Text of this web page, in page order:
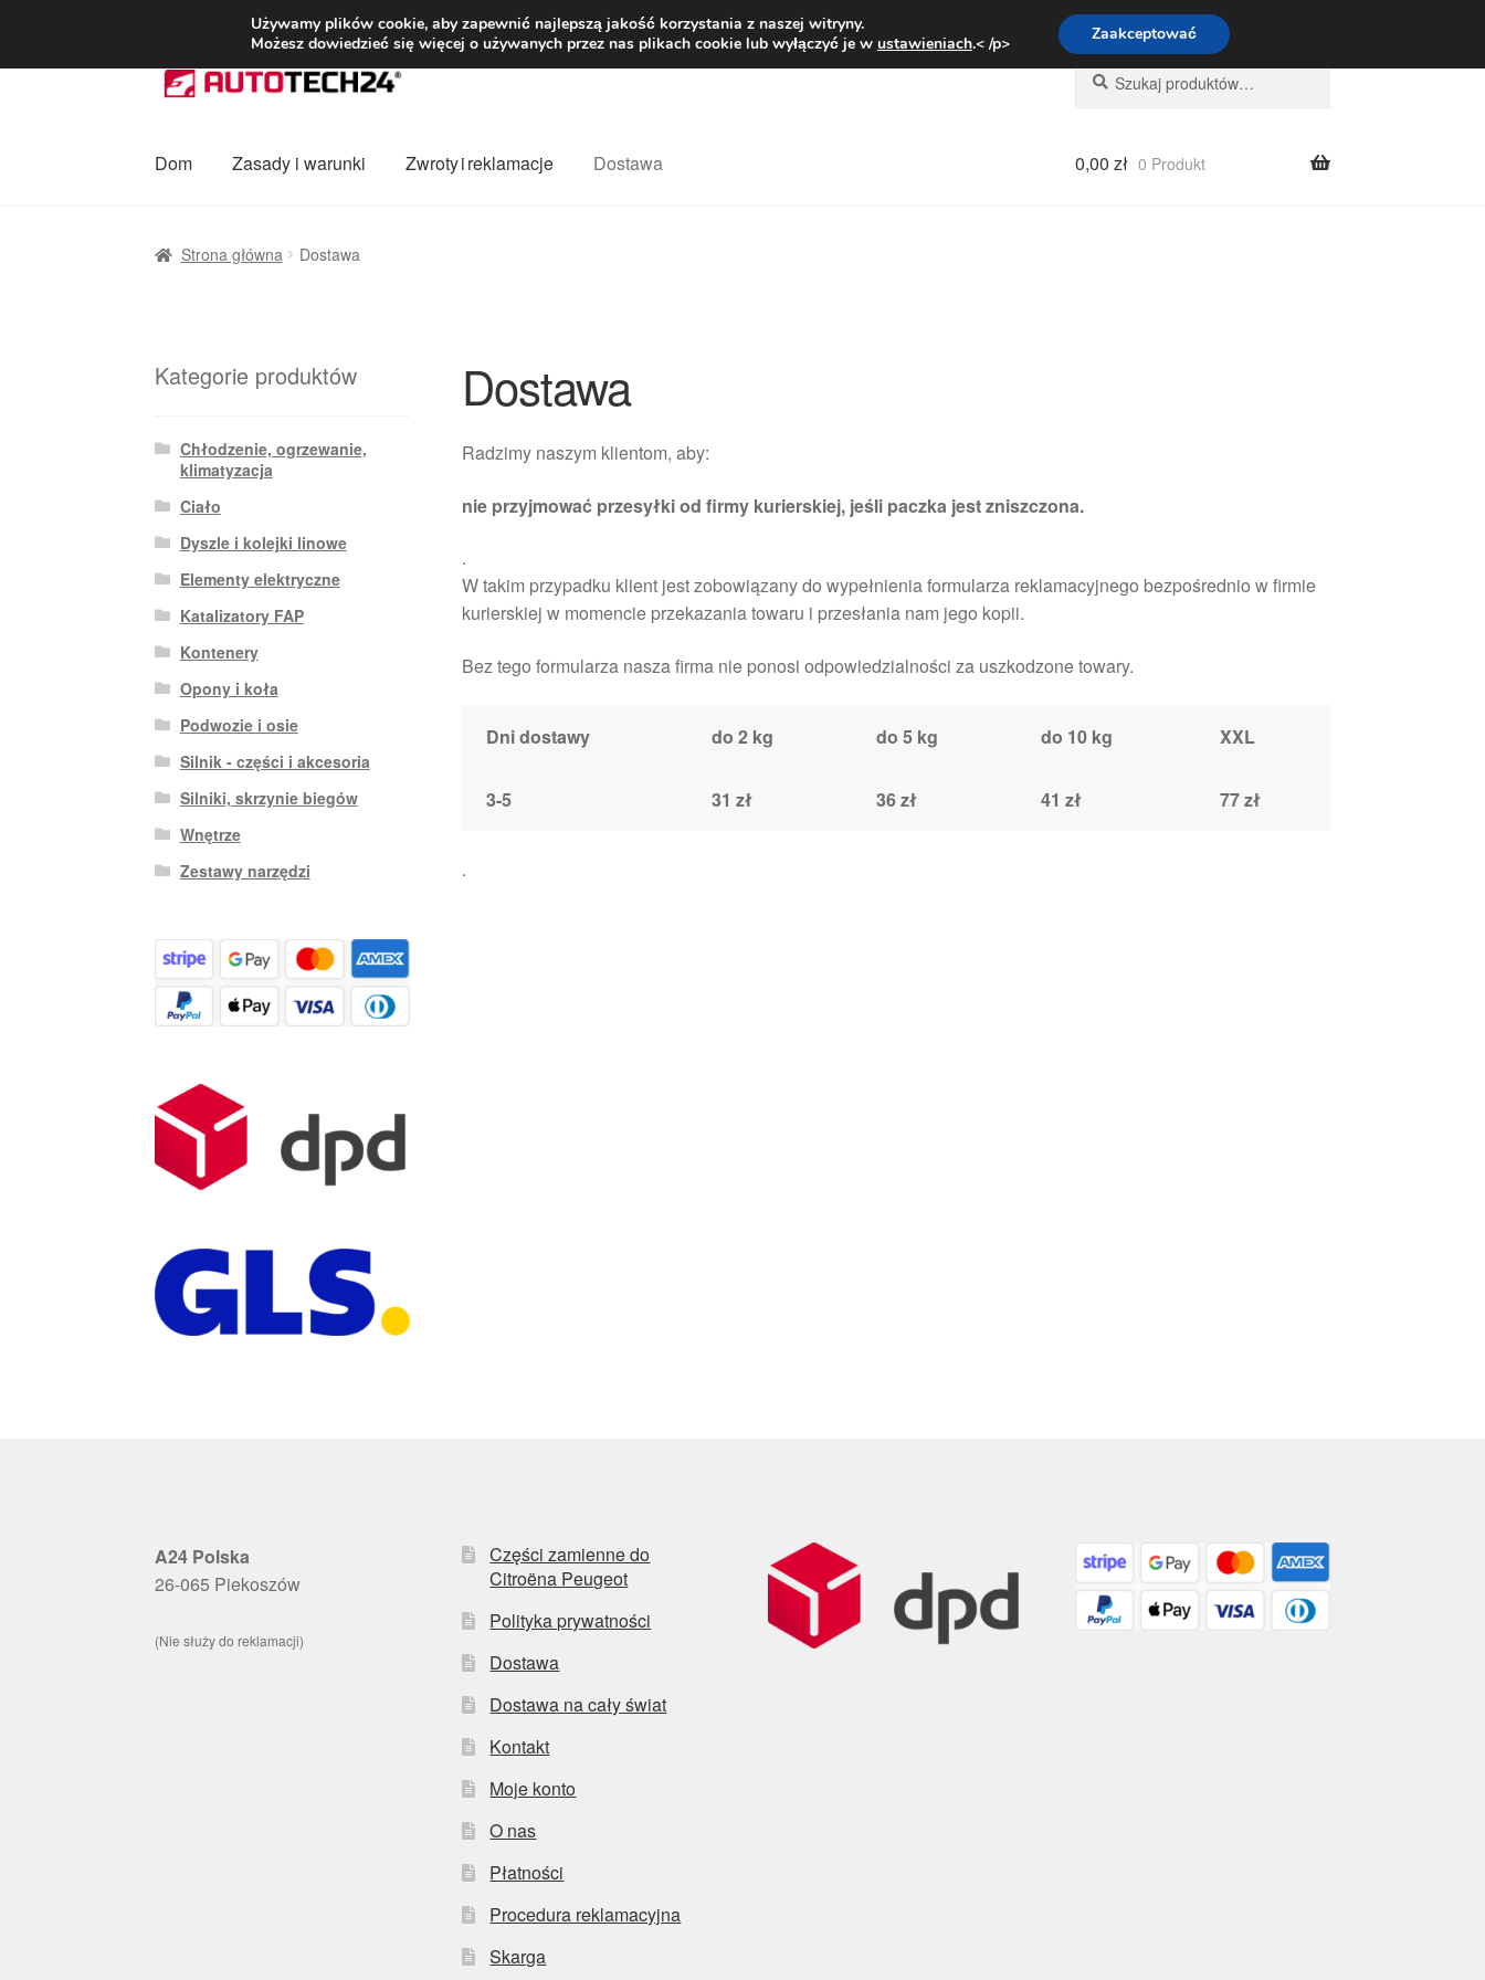
DOSTAWA od 31 zł Pn.-pt. 9:00-16:00800 003 167
Przejdź
do
Przejdź
do
Szukaj:
Szukaj
Dom Zasady i warunki Zwroty i reklamacje Dostawa 0,00 zł 0 Produkt
Strona główna Dostawa
Dostawa
Radzimy naszym klientom, aby:
nie przyjmować przesyłki od firmy kurierskiej, jeśli paczka jest zniszczona.
.
W takim przypadku klient jest zobowiązany do wypełnienia formularza reklamacyjnego bezpośrednio w firmie
kurierskiej w momencie przekazania towaru i przesłania nam jego kopii.
Bez tego formularza nasza firma nie ponosi odpowiedzialności za uszkodzone towary.
Dni dostawy do 2 kg do 5 kg do 10 kg XXL
3-5 31 zł 36 zł 41 zł 77 zł
.
Kategorie produktów
Chłodzenie, ogrzewanie,
klimatyzacja
Ciało
Dyszle i kolejki linowe
Elementy elektryczne
Katalizatory FAP
Kontenery
Opony i koła
Podwozie i osie
Silnik - części i akcesoria
Silniki, skrzynie biegów
Wnętrze
Zestawy narzędzi
A24 Polska
26-065 Piekoszów
(Nie służy do reklamacji)
Części zamienne do
Citroëna Peugeot
Polityka prywatności
Dostawa
Dostawa na cały świat
Kontakt
Moje konto
O nas
Płatności
Procedura reklamacyjna
Skarga
Używamy plików cookie, aby zapewnić najlepszą jakość korzystania z naszej witryny.
Możesz dowiedzieć się więcej o używanych przez nas plikach cookie lub wyłączyć je w ustawieniach.< /p> Zaakceptować